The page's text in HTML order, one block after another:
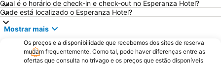
Qual é o horário de check-in e check-out no Esperanza Hotel?
Onde está localizado o Esperanza Hotel?
Mostrar mais
Os preços e a disponibilidade que recebemos dos sites de reserva
mudam frequentemente. Como tal, pode haver diferenças entre as
ofertas que consulta no trivago e os preços que estão disponíveis